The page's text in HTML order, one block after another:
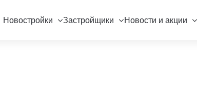
Новостройки Застройщики Новости и акции